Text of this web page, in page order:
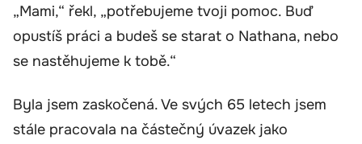
„Mami,“ řekl, „potřebujeme tvoji pomoc. Buď
opustíš práci a budeš se starat o Nathana, nebo
se nastěhujeme k tobě.“
Byla jsem zaskočená. Ve svých 65 letech jsem
stále pracovala na částečný úvazek jako